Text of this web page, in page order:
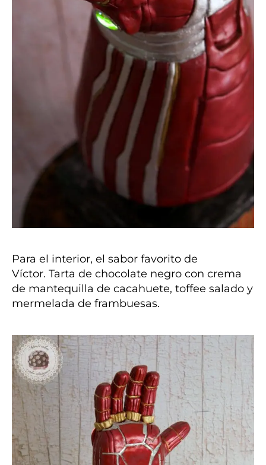
Para el interior, el sabor favorito de
Víctor. Tarta de chocolate negro con crema
de mantequilla de cacahuete, toffee salado y
mermelada de frambuesas.